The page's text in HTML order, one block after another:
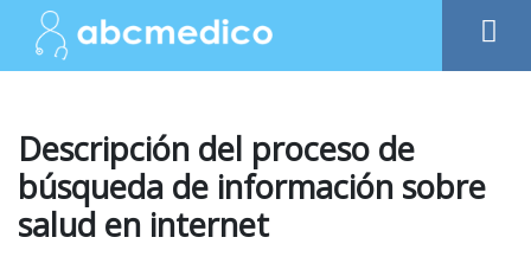
Descripción del proceso de
búsqueda de información sobre
salud en internet